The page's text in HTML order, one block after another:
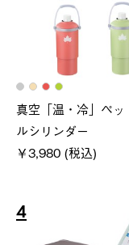
真空「温・冷」ペッ
ルシリンダー
￥3,980 (税込)
4